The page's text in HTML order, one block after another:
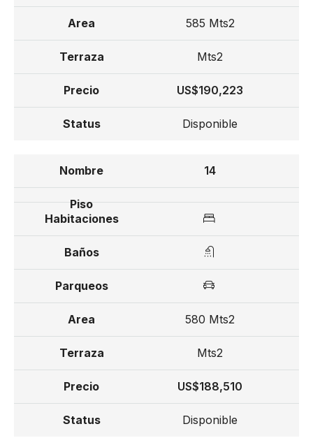
585 Mts2
Mts2
US$190,223
Disponible
14
580 Mts2
Mts2
US$188,510
Disponible